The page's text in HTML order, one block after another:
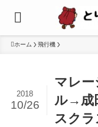
ホーム 飛行機
マレ
ル→成
スクラ
2018
10/26